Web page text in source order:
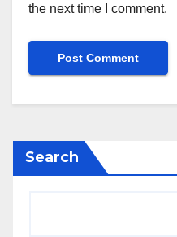
the next time I comment.
Search